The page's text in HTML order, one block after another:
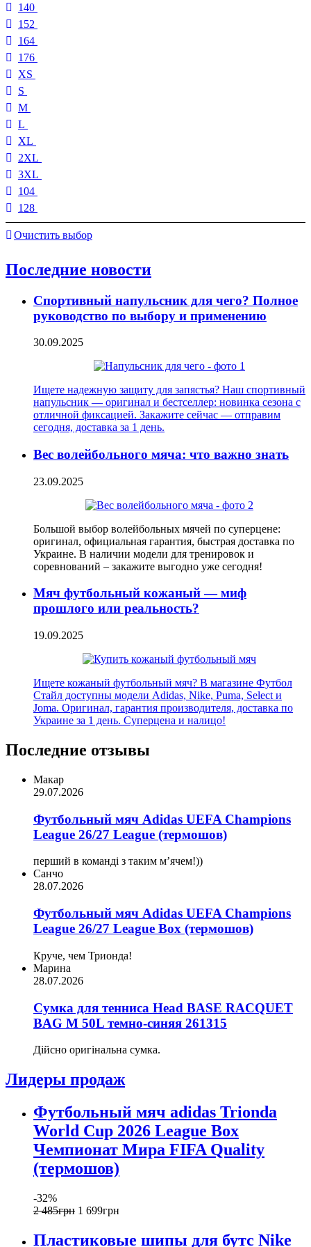
140
152
164
176
XS
S
M
L
XL
2XL
3XL
104
128
Очистить выбор
Последние новости
Спортивный напульсник для чего? Полное
руководство по выбору и применению
30.09.2025
Ищете надежную защиту для запястья? Наш спортивный
напульсник — оригинал и бестселлер: новинка сезона с
отличной фиксацией. Закажите сейчас — отправим
сегодня, доставка за 1 день.
Вес волейбольного мяча: что важно знать
23.09.2025
Большой выбор волейбольных мячей по суперцене:
оригинал, официальная гарантия, быстрая доставка по
Украине. В наличии модели для тренировок и
соревнований – закажите выгодно уже сегодня!
Мяч футбольный кожаный — миф
прошлого или реальность?
19.09.2025
Ищете кожаный футбольный мяч? В магазине Футбол
Стайл доступны модели Adidas, Nike, Puma, Select и
Joma. Оригинал, гарантия производителя, доставка по
Украине за 1 день. Суперцена и налицо!
Последние отзывы
Макар
29.07.2026
Футбольный мяч Adidas UEFA Champions
League 26/27 League (термошов)
перший в команді з таким мʼячем!))
Санчо
28.07.2026
Футбольный мяч Adidas UEFA Champions
League 26/27 League Box (термошов)
Круче, чем Трионда!
Марина
28.07.2026
Сумка для тенниса Head BASE RACQUET
BAG M 50L темно-синяя 261315
Дійсно оригінальна сумка.
Лидеры продаж
Футбольный мяч adidas Trionda
World Cup 2026 League Box
Чемпионат Мира FIFA Quality
(термошов)
-32%
2 485грн 1 699грн
Пластиковые шипы для бутс Nike